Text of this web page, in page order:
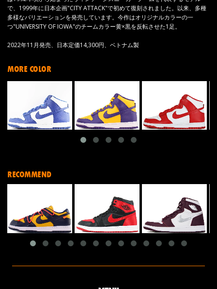
で、1999年に日本企画"CITY ATTACK"で初めて復刻されました。以来、多種
多様なバリエーションを発売しています。今作はオリジナルカラーの一
つ"UNIVERSITY OF IOWA"のチームカラー黄×黒を反転させた1足。
2022年11月発売、日本定価14,300円、ベトナム製
MORE COLOR
RECOMMEND